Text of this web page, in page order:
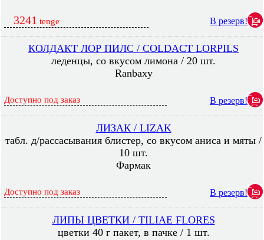
3241 tenge В резерв!
КОЛДАКТ ЛОР ПИЛС / COLDACT LORPILS
леденцы, со вкусом лимона / 20 шт.
Ranbaxy
Доступно под заказ В резерв!
ЛИЗАК / LIZAK
табл. д/рассасывания блистер, со вкусом аниса и мяты /
10 шт.
Фармак
Доступно под заказ В резерв!
ЛИПЫ ЦВЕТКИ / TILIAE FLORES
цветки 40 г пакет, в пачке / 1 шт.